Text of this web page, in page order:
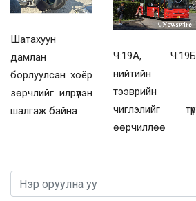
Шатахуун
дамлан
борлуулсан хоёр
зөрчлийг илрүүлэн
шалгаж байна
Ч:19А, Ч:19Б
нийтийн
тээврийн
чиглэлийг түр
өөрчиллөө